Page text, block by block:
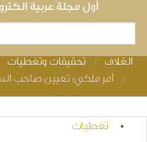
أول مجلة عربية
You are here
الغلاف تحقيقات وتغطيات
أمر ملكي: تعيين صاحب
تغطيات